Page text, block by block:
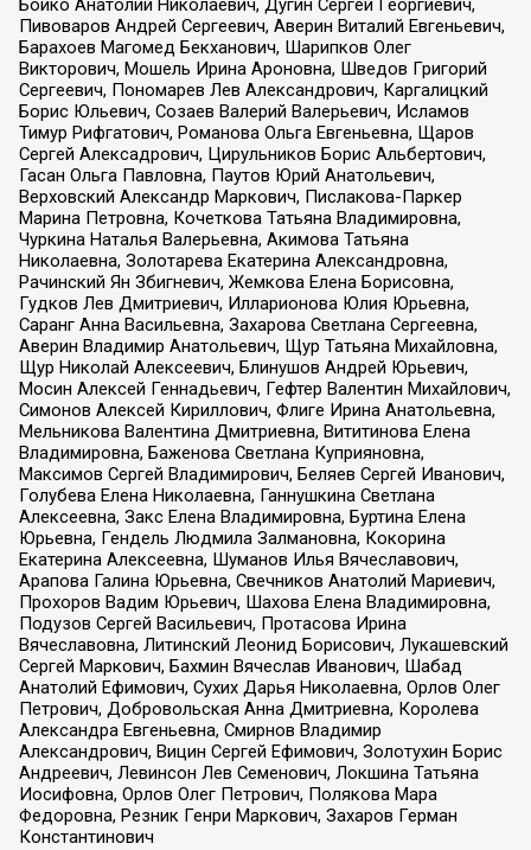
Бойко Анатолий Николаевич, Дугин Сергей Георгиевич,
Пивоваров Андрей Сергеевич, Аверин Виталий Евгеньевич,
Барахоев Магомед Бекханович, Шарипков Олег
Викторович, Мошель Ирина Ароновна, Шведов Григорий
Сергеевич, Пономарев Лев Александрович, Каргалицкий
Борис Юльевич, Созаев Валерий Валерьевич, Исламов
Тимур Рифгатович, Романова Ольга Евгеньевна, Щаров
Сергей Алексадрович, Цирульников Борис Альбертович,
Гасан Ольга Павловна, Паутов Юрий Анатольевич,
Верховский Александр Маркович, Пислакова-Паркер
Марина Петровна, Кочеткова Татьяна Владимировна,
Чуркина Наталья Валерьевна, Акимова Татьяна
Николаевна, Золотарева Екатерина Александровна,
Рачинский Ян Збигневич, Жемкова Елена Борисовна,
Гудков Лев Дмитриевич, Илларионова Юлия Юрьевна,
Саранг Анна Васильевна, Захарова Светлана Сергеевна,
Аверин Владимир Анатольевич, Щур Татьяна Михайловна,
Щур Николай Алексеевич, Блинушов Андрей Юрьевич,
Мосин Алексей Геннадьевич, Гефтер Валентин Михайлович,
Симонов Алексей Кириллович, Флиге Ирина Анатольевна,
Мельникова Валентина Дмитриевна, Вититинова Елена
Владимировна, Баженова Светлана Куприяновна,
Максимов Сергей Владимирович, Беляев Сергей Иванович,
Голубева Елена Николаевна, Ганнушкина Светлана
Алексеевна, Закс Елена Владимировна, Буртина Елена
Юрьевна, Гендель Людмила Залмановна, Кокорина
Екатерина Алексеевна, Шуманов Илья Вячеславович,
Арапова Галина Юрьевна, Свечников Анатолий Мариевич,
Прохоров Вадим Юрьевич, Шахова Елена Владимировна,
Подузов Сергей Васильевич, Протасова Ирина
Вячеславовна, Литинский Леонид Борисович, Лукашевский
Сергей Маркович, Бахмин Вячеслав Иванович, Шабад
Анатолий Ефимович, Сухих Дарья Николаевна, Орлов Олег
Петрович, Добровольская Анна Дмитриевна, Королева
Александра Евгеньевна, Смирнов Владимир
Александрович, Вицин Сергей Ефимович, Золотухин Борис
Андреевич, Левинсон Лев Семенович, Локшина Татьяна
Иосифовна, Орлов Олег Петрович, Полякова Мара
Федоровна, Резник Генри Маркович, Захаров Герман
Константинович